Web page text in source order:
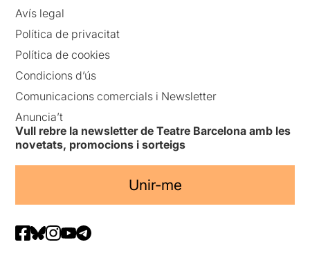
Avís legal
Política de privacitat
Política de cookies
Condicions d’ús
Comunicacions comercials i Newsletter
Anuncia’t
Vull rebre la newsletter de Teatre Barcelona amb les
novetats, promocions i sorteigs
Unir-me